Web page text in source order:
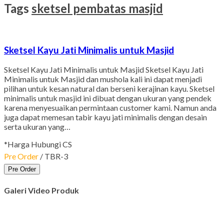
Tags sketsel pembatas masjid
Sketsel Kayu Jati Minimalis untuk Masjid
Sketsel Kayu Jati Minimalis untuk Masjid Sketsel Kayu Jati
Minimalis untuk Masjid dan mushola kali ini dapat menjadi
pilihan untuk kesan natural dan berseni kerajinan kayu. Sketsel
minimalis untuk masjid ini dibuat dengan ukuran yang pendek
karena menyesuaikan permintaan customer kami. Namun anda
juga dapat memesan tabir kayu jati minimalis dengan desain
serta ukuran yang…
*Harga Hubungi CS
Pre Order / TBR-3
Pre Order
Galeri Video Produk